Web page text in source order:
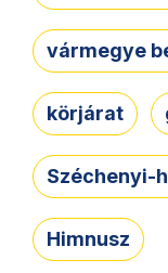
vármegye
körjárat
Széchenyi-
Himnusz